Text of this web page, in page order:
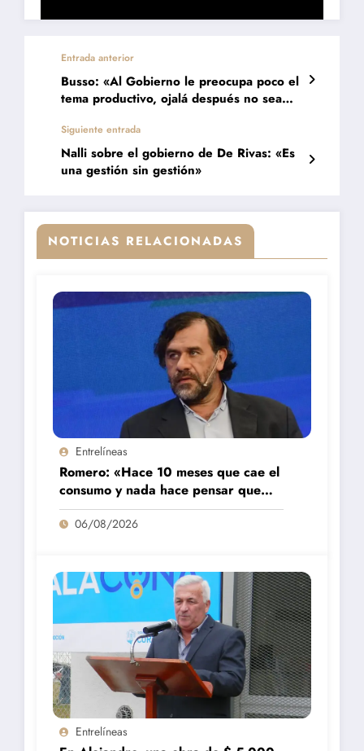
Entrada anterior
Busso: «Al Gobierno le preocupa poco el
tema productivo, ojalá después no sea
Siguiente entrada
Nalli sobre el gobierno de De Rivas: «Es
una gestión sin gestión»
NOTICIAS RELACIONADAS
Entrelíneas
Romero: «Hace 10 meses que cae el
consumo y nada hace pensar que
vaya a repuntar»
06/08/2026
Entrelíneas